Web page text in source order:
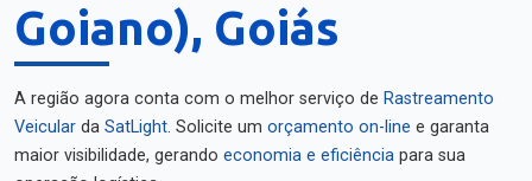
Goiano), Goiás
A região agora conta com o melhor serviço de Rastreamento
Veicular da SatLight. Solicite um orçamento on-line e garanta
maior visibilidade, gerando economia e eficiência para sua